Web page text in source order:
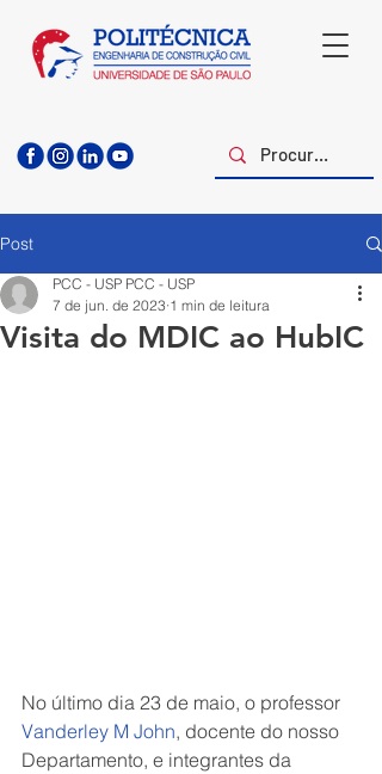
Post
Visita do MDIC ao HubIC
PCC - USP PCC - USP
7 de jun. de 2023 1 min de leitura
No último dia 23 de maio, o professor
Vanderley M John, docente do nosso
Departamento, e integrantes da